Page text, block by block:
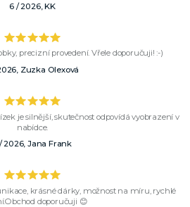
6 / 2026, KK
precizní provedení. Vřele doporučuji! :-)
Zuzka Olexová
je silnější, skutečnost odpovídá vyobrazení v
nabídce.
2026, Jana Frank
krásné dárky, možnost na míru, rychlé
doporučuji 😊